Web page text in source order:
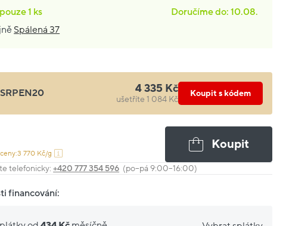
pouze1 ks
Doručíme do: 10.08.
Spálená 37
SRPEN20 4 335 Kč
ušetříte 1 084 Kč
Koupit s kódem
3 770 Kč/g
Koupit
telefonicky:+420 777 354 596 (po–pá 9:00–16:00)
financování: